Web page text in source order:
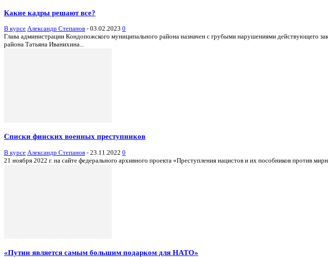
Какие кадры решают все?
В курсе Александр Степанов - 03.02.2023 0
Глава администрации Кондопожского муниципального района назначен с грубыми нарушениями действующего
района Татьяна Иванихина...
Списки финских военных преступников
В курсе Александр Степанов - 23.11.2022 0
21 ноября 2022 г. на сайте федерального архивного проекта «Преступления нацистов и их пособников против
«Путин является самым большим подарком для НАТО»